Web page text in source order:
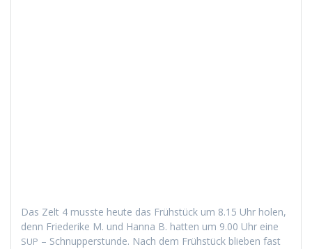
Das Zelt 4 musste heute das Früh­stück um 8.15 Uhr holen,
denn Friederike M. und Han­na B. hat­ten um 9.00 Uhr eine
SUP – Schnup­per­stunde. Nach dem Früh­stück blieben fast